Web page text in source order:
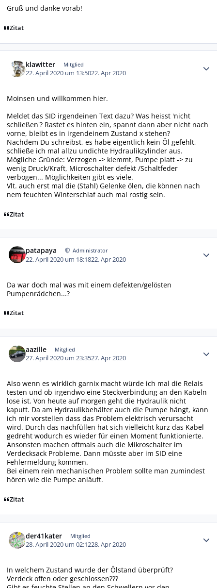
Gruß und danke vorab!
Zitat
klawitter Mitglied
22. April 2020 um 13:5022. Apr 2020
Moinsen und willkommen hier.
Meldet das SID irgendeinen Text dazu? Was heisst 'nicht
schließen'? Rastet es hinten ein, spannt dann aber nicht nach
vorne, bleibt es in irgendeinem Zustand x stehen?
Nachdem Du schreibst, es habe eigentlich kein Öl gefehlt,
schließe ich mal allzu undichte Hydraulikzylinder aus.
Mögliche Gründe: Verzogen -> klemmt, Pumpe platt -> zu
wenig Druck/Kraft, Microschalter defekt /Schaltfeder
verbogen... Möglichkeiten gibt es viele.
Vlt. auch erst mal die (Stahl) Gelenke ölen, die können nach
nem feuchten Winterschlaf auch mal rostig sein.
Zitat
patapaya Administrator
22. April 2020 um 18:1822. Apr 2020
Da war doch mal was mit einem defekten/gelösten
Pumpenrädchen...?
Zitat
aazille Mitglied
27. April 2020 um 23:3527. Apr 2020
Also wenn es wirklich garnix macht würde ich mal die Relais
testen und ob irgendwo eine Steckverbindung an den Kabeln
lose ist. Von heute auf morgen geht die Hydraulik nicht
kaputt. Da am Hydraulikbehälter auch die Pumpe hängt, kann
ich mir vorstellen dass das Problem elektrisch verursacht
wird. Durch das nachfüllen hat sich vielleicht kurz das Kabel
gedreht wodurch es wieder für einen Moment funktionierte.
Ansonsten machen oftmals auch die Mikroschalter im
Verdecksack Probleme. Dann müsste aber im SID eine
Fehlermeldung kommen.
Bei einem rein mechanischen Problem sollte man zumindest
hören wie die Pumpe anläuft.
Zitat
der41kater Mitglied
28. April 2020 um 02:1228. Apr 2020
In welchem Zustand wurde der Ölstand überprüft?
Verdeck offen oder geschlossen???